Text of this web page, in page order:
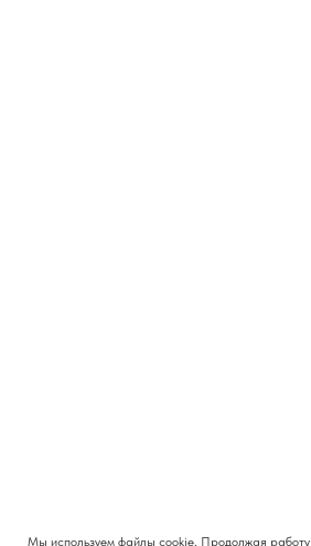
Мы используем файлы cookie. Продолжая работу